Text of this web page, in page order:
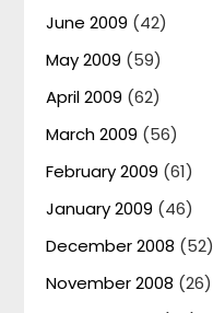
June 2009 (42)
May 2009 (59)
April 2009 (62)
March 2009 (56)
February 2009 (61)
January 2009 (46)
December 2008 (52)
November 2008 (26)